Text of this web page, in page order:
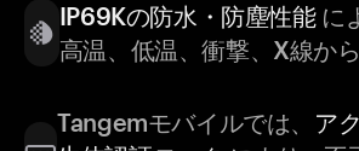
IP69Kの防水・防塵性能に
高温、低温、衝撃、X線か
Tangemモバイルでは、 ア